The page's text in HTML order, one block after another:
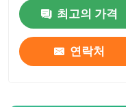
공장 여행
최고의 가격
연락처